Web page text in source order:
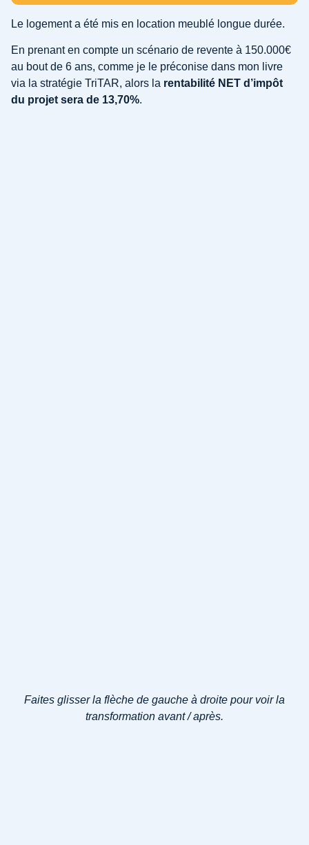
Le logement a été mis en location meublé longue durée.
En prenant en compte un scénario de revente à 150.000€
au bout de 6 ans, comme je le préconise dans mon livre
via la stratégie TriTAR, alors la rentabilité NET d’impôt
du projet sera de 13,70%.
Faites glisser la flèche de gauche à droite pour voir la
transformation avant / après.